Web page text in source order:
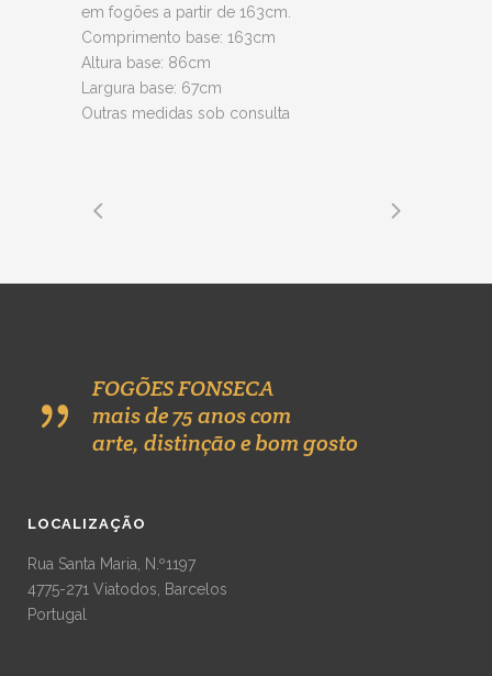
em fogões a partir de 163cm.
Comprimento base: 163cm
Altura base: 86cm
Largura base: 67cm
Outras medidas sob consulta
FOGÕES FONSECA
mais de 75 anos com
arte, distinção e bom gosto
LOCALIZAÇÃO
Rua Santa Maria, N.º1197
4775-271 Viatodos, Barcelos
Portugal